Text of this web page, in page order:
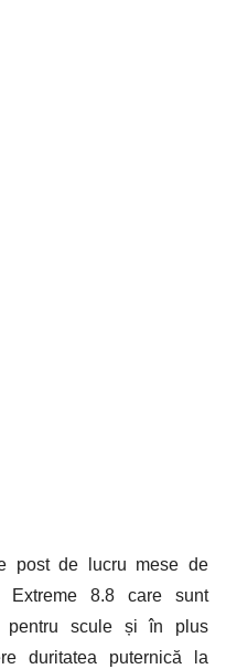
post de lucru mese de
Extreme 8.8 care sunt
pentru scule și în plus
duritatea puternică la